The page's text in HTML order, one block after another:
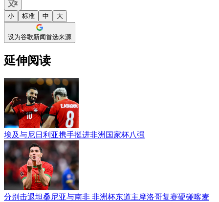
小 标准 中 大
设为谷歌新闻首选来源
延伸阅读
埃及与尼日利亚携手挺进非洲国家杯八强
分别击退坦桑尼亚与南非 非洲杯东道主摩洛哥复赛硬碰喀麦